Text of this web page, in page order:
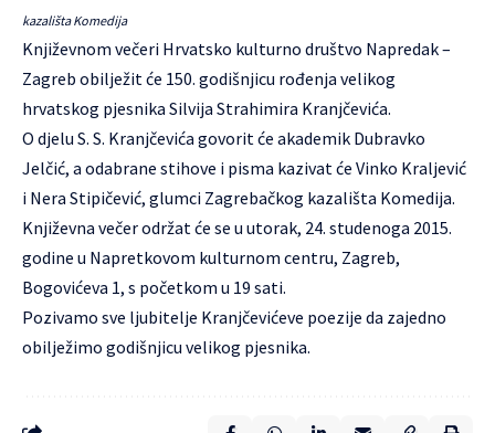
kazališta Komedija
Književnom večeri Hrvatsko kulturno društvo Napredak –
Zagreb obilježit će 150. godišnjicu rođenja velikog
hrvatskog pjesnika Silvija Strahimira Kranjčevića.
O djelu S. S. Kranjčevića govorit će akademik Dubravko
Jelčić, a odabrane stihove i pisma kazivat će Vinko Kraljević
i Nera Stipičević, glumci Zagrebačkog kazališta Komedija.
Književna večer održat će se u utorak, 24. studenoga 2015.
godine u Napretkovom kulturnom centru, Zagreb,
Bogovićeva 1, s početkom u 19 sati.
Pozivamo sve ljubitelje Kranjčevićeve poezije da zajedno
obilježimo godišnjicu velikog pjesnika.